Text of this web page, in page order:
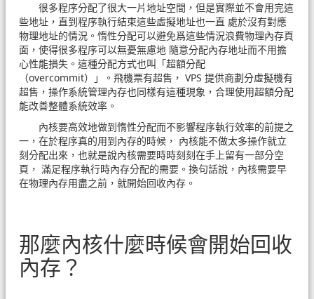
很多程序分配了很大一片地址空間，但是實際並不會用完這
些地址，直到程序執行結束這些虛擬地址也一直 處於沒有對應
物理地址的情況。惰性分配可以避免爲這些情況浪費物理內存頁
面，使得很多程序可以無憂無慮地 隨意分配內存地址而不用擔
心性能損失。這種分配方式也叫「超額分配
（overcommit）」。飛機票有超售， VPS 提供商劃分虛擬機有
超售，操作系統管理內存也同樣有這種現象，合理使用超額分配
能改善整體系統效率。
內核要高效地做到惰性分配而不影響程序執行效率的前提之
一，在於程序真的用到內存的時候， 內核能不做太多操作就立
刻分配出來，也就是說內核需要時時刻刻在手上留有一部分空
頁， 滿足程序執行時內存分配的需要。換句話說，內核需要早
在物理內存用盡之前，就開始回收內存。
那麼內核什麼時候會開始回收
內存？